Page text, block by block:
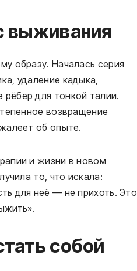
выживания
образу. Началась серия
удаление кадыка,
для тонкой талии.
возвращение
об опыте.
и жизни в новом
то, что искала:
для неё — не прихоть. Это
собой